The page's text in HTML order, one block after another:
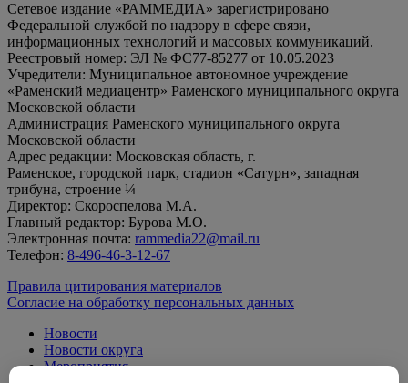
Сетевое издание «РАММЕДИА» зарегистрировано
Федеральной службой по надзору в сфере связи,
информационных технологий и массовых коммуникаций.
Реестровый номер: ЭЛ № ФС77-85277 от 10.05.2023
Учредители: Муниципальное автономное учреждение
«Раменский медиацентр» Раменского муниципального округа
Московской области
Администрация Раменского муниципального округа
Московской области
Адрес редакции: Московская область, г.
Раменское, городской парк, стадион «Сатурн», западная
трибуна, строение ¼
Директор: Скороспелова М.А.
Главный редактор: Бурова М.О.
Электронная почта: rammedia22@mail.ru
Телефон: 8-496-46-3-12-67
Правила цитирования материалов
Согласие на обработку персональных данных
Новости
Новости округа
Мероприятия